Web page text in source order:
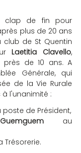
clap de fin pour
plus de 20 ans
de St Quentin
Laetitia Clavello,
près de 10 ans. A
Générale, qui
de la Vie Rurale
à l'unanimité :
poste de Président,
au
Trésorerie.